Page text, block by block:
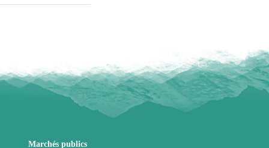
Marchés publics